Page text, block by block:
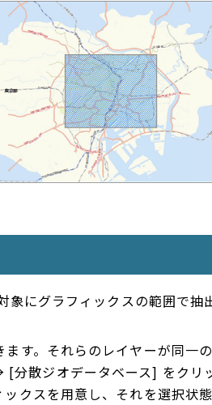
にグラフィックスの範囲で
す。それらのレイヤーが同一
散ジオデータベース] をクリ
クスを用意し、それを選択状態